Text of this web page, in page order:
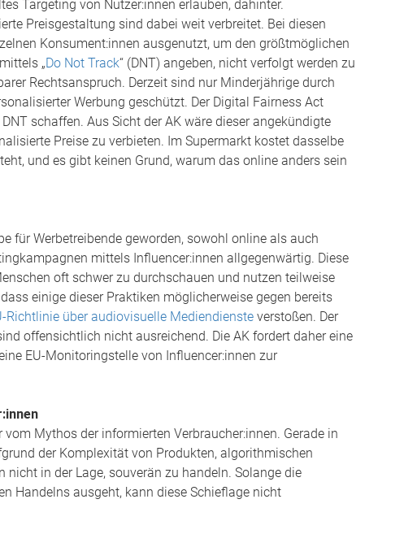
Targeting von Nutzer:innen erlauben, dahinter.
Preisgestaltung sind dabei weit verbreitet. Bei diesen
Konsument:innen ausgenutzt, um den größtmöglichen
„Do Not Track“ (DNT) angeben, nicht verfolgt werden zu
Rechtsanspruch. Derzeit sind nur Minderjährige durch
Werbung geschützt. Der Digital Fairness Act
schaffen. Aus Sicht der AK wäre dieser angekündigte
Preise zu verbieten. Im Supermarkt kostet dasselbe
und es gibt keinen Grund, warum das online anders sein
für Werbetreibende geworden, sowohl online als auch
mittels Influencer:innen allgegenwärtig. Diese
oft schwer zu durchschauen und nutzen teilweise
einige dieser Praktiken möglicherweise gegen bereits
Richtlinie über audiovisuelle Mediendienste verstoßen. Der
offensichtlich nicht ausreichend. Die AK fordert daher eine
EU-Monitoringstelle von Influencer:innen zur
Mythos der informierten Verbraucher:innen. Gerade in
der Komplexität von Produkten, algorithmischen
in der Lage, souverän zu handeln. Solange die
Handelns ausgeht, kann diese Schieflage nicht